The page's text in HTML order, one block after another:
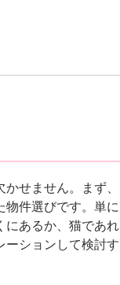
せません。まず、
物件選びです。単に
にあるか、猫であれ
ーションして検討す